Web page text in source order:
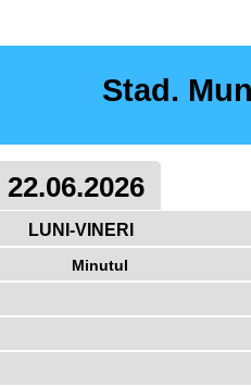
Stad.
22.06.2026
LUNI-VINERI
Minutul